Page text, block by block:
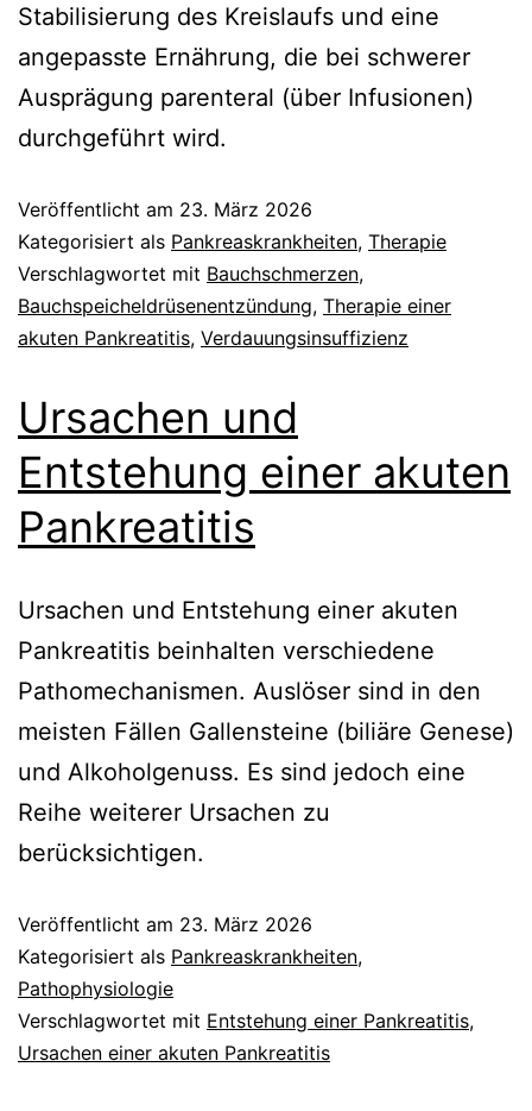
Stabilisierung des Kreislaufs und eine
angepasste Ernährung, die bei schwerer
Ausprägung parenteral (über Infusionen)
durchgeführt wird.
Veröffentlicht am 23. März 2026
Kategorisiert als Pankreaskrankheiten, Therapie
Verschlagwortet mit Bauchschmerzen,
Bauchspeicheldrüsenentzündung, Therapie einer
akuten Pankreatitis, Verdauungsinsuffizienz
Ursachen und
Entstehung einer akuten
Pankreatitis
Ursachen und Entstehung einer akuten
Pankreatitis beinhalten verschiedene
Pathomechanismen. Auslöser sind in den
meisten Fällen Gallensteine (biliäre Genese)
und Alkoholgenuss. Es sind jedoch eine
Reihe weiterer Ursachen zu
berücksichtigen.
Veröffentlicht am 23. März 2026
Kategorisiert als Pankreaskrankheiten,
Pathophysiologie
Verschlagwortet mit Entstehung einer Pankreatitis,
Ursachen einer akuten Pankreatitis